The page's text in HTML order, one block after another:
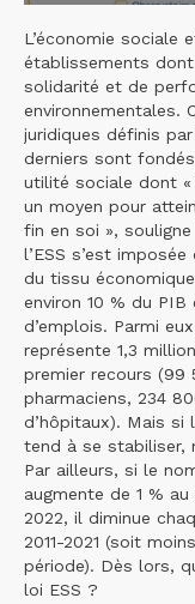
L’économie sociale
établissements
solidarité et de
environnementales.
juridiques définis
derniers sont
utilité sociale dont
un moyen pour
fin en soi », souligne
l’ESS s’est
du tissu
environ 10 % du
d’emplois. Parmi
représente 1,3
premier recours (99
pharmaciens, 234
d’hôpitaux). Mais si
tend à se stabiliser,
Par ailleurs, si le
augmente de 1 %
2022, il diminue
2011-2021 (soit
période). Dès lors,
loi ESS ?